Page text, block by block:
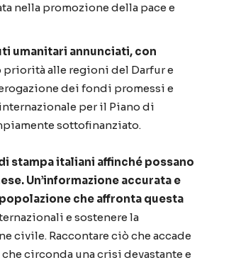
nella promozione della pace e
umanitari annunciati, con
priorità alle regioni del Darfur e
dei fondi promessi e
per il Piano di
sottofinanziato.
stampa italiani affinché possano
Un’informazione accurata e
che affronta questa
e sostenere la
civile. Raccontare ciò che accade
circonda una crisi devastante e